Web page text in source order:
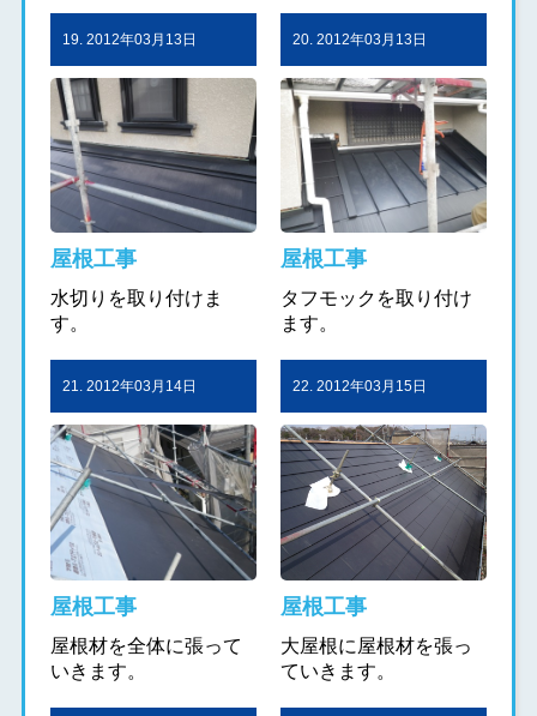
19. 2012年03月13日
屋根工事
水切りを取り付けま
す。
20. 2012年03月13日
屋根工事
タフモックを取り付け
ます。
21. 2012年03月14日
屋根工事
屋根材を全体に張って
いきます。
22. 2012年03月15日
屋根工事
大屋根に屋根材を張っ
ていきます。